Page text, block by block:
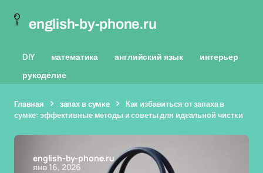
english-by-phone.ru
DIY математика английский язык
интерьер
рукоделие
Главная запах в сумке
Как избавиться от запаха в
сумке: эффективные методы и советы для идеальной чистки
english-by-phone.ru
янв 16, 2026